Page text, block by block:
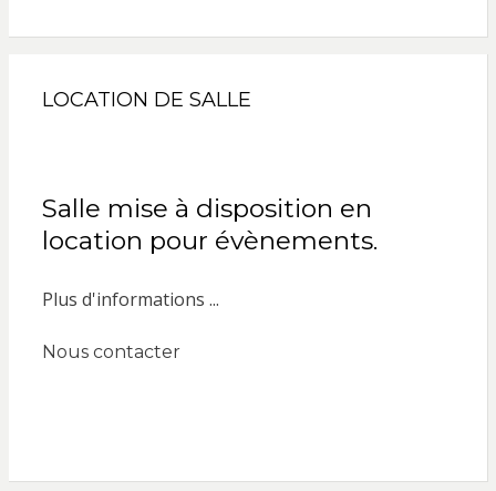
LOCATION DE SALLE
Salle mise à disposition en
location pour évènements.
Plus d'informations ...
Nous contacter